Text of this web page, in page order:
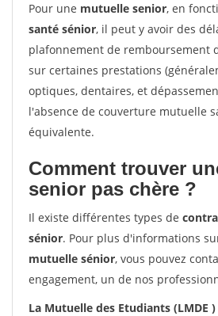
Pour une mutuelle senior, en
santé sénior, il peut y avoir des
plafonnement de remboursement
sur certaines prestations
optiques, dentaires, et
l'absence de couverture mutuelle
équivalente.
Comment trouver
senior pas chère ?
Il existe différentes types de
sénior. Pour plus d'informations
mutuelle sénior, vous pouvez
engagement, un de nos
La Mutuelle des Etudiants (LMDE